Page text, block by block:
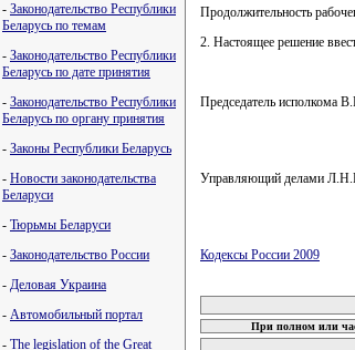
- Законодательство Республики
Беларусь по темам
- Законодательство Республики
Беларусь по дате принятия
- Законодательство Республики
Беларусь по органу принятия
- Законы Республики Беларусь
- Новости законодательства
Беларуси
- Тюрьмы Беларуси
- Законодательство России
- Деловая Украина
- Автомобильный портал
- The legislation of the Great
Продолжительность
2. Настоящее решение
Председатель
Управляющий делами
Кодексы России 2009
При полном или